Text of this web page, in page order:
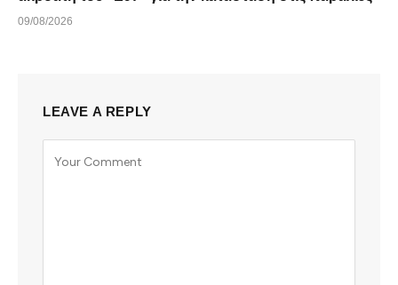
09/08/2026
LEAVE A REPLY